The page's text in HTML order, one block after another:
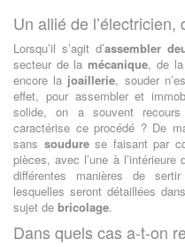
Un allié de
Lorsqu’il s’agit d’assembler
secteur de lamécanique, de
encore la joaillerie, souder
effet, pour assembler et
solide, on a souvent
caractérise ce procédé ? De
sans soudurese faisant par
pièces, avec l’une à
différentes manières de
lesquelles seront détaillées
sujet de bricolage.
Dans quels cas a-t-on